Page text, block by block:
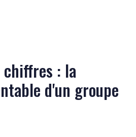
chiffres : la
d'un groupe